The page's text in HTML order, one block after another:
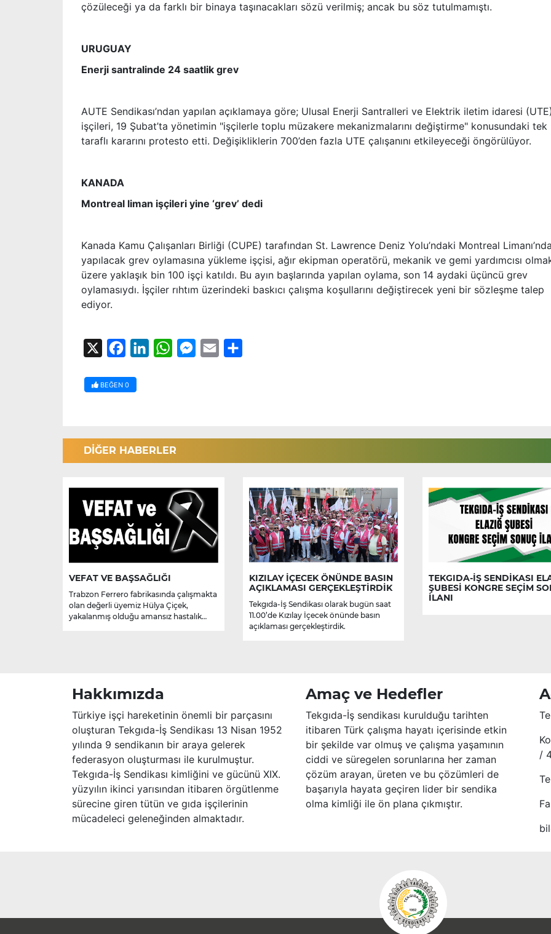
çözüleceği ya da farklı bir binaya taşınacakları sözü verilmiş; ancak bu söz tutulmamıştı.
URUGUAY
Enerji santralinde 24 saatlik grev
AUTE Sendikası’ndan yapılan açıklamaya göre; Ulusal Enerji Santralleri ve Elektrik iletim idaresi (UTE)
işçileri, 19 Şubat’ta yönetimin "işçilerle toplu müzakere mekanizmalarını değiştirme" konusundaki tek
taraflı kararını protesto etti. Değişikliklerin 700’den fazla UTE çalışanını etkileyeceği öngörülüyor.
KANADA
Montreal liman işçileri yine ‘grev’ dedi
Kanada Kamu Çalışanları Birliği (CUPE) tarafından St. Lawrence Deniz Yolu’ndaki Montreal Limanı’nda
yapılacak grev oylamasına yükleme işçisi, ağır ekipman operatörü, mekanik ve gemi yardımcısı
üzere yaklaşık bin 100 işçi katıldı. Bu ayın başlarında yapılan oylama, son 14 aydaki üçüncü grev
oylamasıydı. İşçiler rıhtım üzerindeki baskıcı çalışma koşullarını değiştirecek yeni bir sözleşme talep
ediyor.
FacebookLinkedInWhatsAppMessenger
Email
BEĞEN 0
DİĞER HABERLER
VEFAT VE BAŞSAĞLIĞI
Trabzon Ferrero fabrikasında çalışmakta
olan değerli üyemiz Hülya Çiçek,
yakalanmış olduğu amansız hastalık
KIZILAY İÇECEK ÖNÜNDE BASIN
AÇIKLAMASI GERÇEKLEŞTİRDİK
Tekgıda-İş Sendikası olarak bugün saat
11.00’de Kızılay İçecek önünde basın
açıklaması gerçekleştirdik.
TEKGIDA-İŞ SENDİKASI
ŞUBESİ KONGRE SEÇİM
İLANI
Hakkımızda
Türkiye işçi hareketinin önemli bir parçasını
oluşturan Tekgıda-İş Sendikası 13 Nisan 1952
yılında 9 sendikanın bir araya gelerek
federasyon oluşturması ile kurulmuştur.
Tekgıda-İş Sendikası kimliğini ve gücünü XIX.
yüzyılın ikinci yarısından itibaren örgütlenme
sürecine giren tütün ve gıda işçilerinin
mücadeleci geleneğinden almaktadır.
Amaç ve Hedefler
Tekgıda-İş sendikası kurulduğu tarihten
itibaren Türk çalışma hayatı içerisinde etkin
bir şekilde var olmuş ve çalışma yaşamının
ciddi ve süregelen sorunlarına her zaman
çözüm arayan, üreten ve bu çözümleri de
başarıyla hayata geçiren lider bir sendika
olma kimliği ile ön plana çıkmıştır.
/